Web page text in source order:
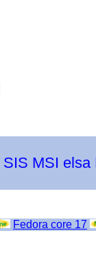
SIS MSI elsa
Fedora core 17